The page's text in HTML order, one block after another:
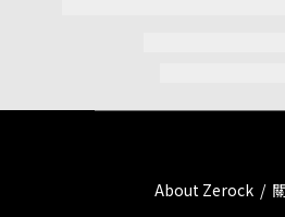
About Zerock /